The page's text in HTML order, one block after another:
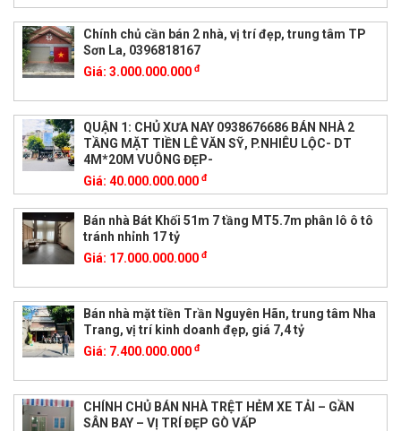
Chính chủ cần bán 2 nhà, vị trí đẹp, trung tâm TP
Sơn La, 0396818167
Giá: 3.000.000.000 đ
QUẬN 1: CHỦ XƯA NAY 0938676686 BÁN NHÀ 2
TẦNG MẶT TIỀN LÊ VĂN SỸ, P.NHIÊU LỘC- DT
4M*20M VUÔNG ĐẸP-
Giá: 40.000.000.000 đ
Bán nhà Bát Khối 51m 7 tầng MT5.7m phân lô ô tô
tránh nhỉnh 17 tỷ
Giá: 17.000.000.000 đ
Bán nhà mặt tiền Trần Nguyên Hãn, trung tâm Nha
Trang, vị trí kinh doanh đẹp, giá 7,4 tỷ
Giá: 7.400.000.000 đ
CHÍNH CHỦ BÁN NHÀ TRỆT HẺM XE TẢI – GẦN
SÂN BAY – VỊ TRÍ ĐẸP GÒ VẤP